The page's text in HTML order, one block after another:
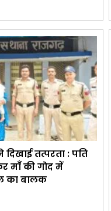
तत्परता : पति
माँ की गोद में
का बालक